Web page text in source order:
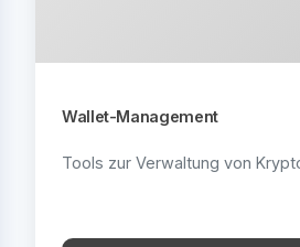
Wallet-Management
Tools zur Verwaltung von